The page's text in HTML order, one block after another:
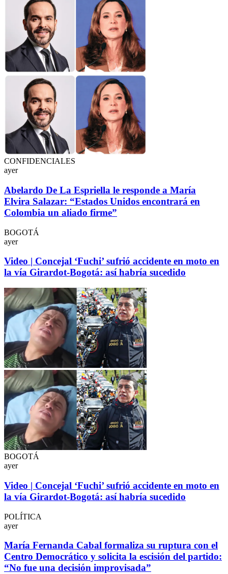
CONFIDENCIALES
ayer
Abelardo De La Espriella le responde a María
Elvira Salazar: “Estados Unidos encontrará en
Colombia un aliado firme”
BOGOTÁ
ayer
Video | Concejal ‘Fuchi’ sufrió accidente en moto en
la vía Girardot-Bogotá: así habría sucedido
BOGOTÁ
ayer
Video | Concejal ‘Fuchi’ sufrió accidente en moto en
la vía Girardot-Bogotá: así habría sucedido
POLÍTICA
ayer
María Fernanda Cabal formaliza su ruptura con el
Centro Democrático y solicita la escisión del partido:
“No fue una decisión improvisada”